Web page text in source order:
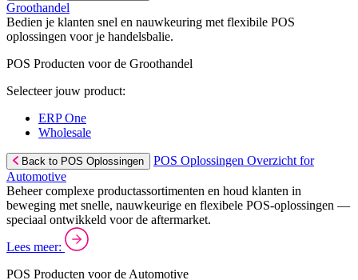
Groothandel
Bedien je klanten snel en nauwkeuring met flexibile POS
oplossingen voor je handelsbalie.
POS Producten voor de Groothandel
Selecteer jouw product:
ERP One
Wholesale
Back to POS Oplossingen
POS Oplossingen Overzicht for
Automotive
Beheer complexe productassortimenten en houd klanten in
beweging met snelle, nauwkeurige en flexibele POS-oplossingen —
speciaal ontwikkeld voor de aftermarket.
Lees meer:
POS Producten voor de Automotive